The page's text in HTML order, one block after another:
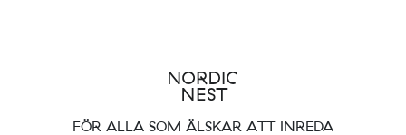
FÖR ALLA SOM ÄLSKAR ATT INREDA